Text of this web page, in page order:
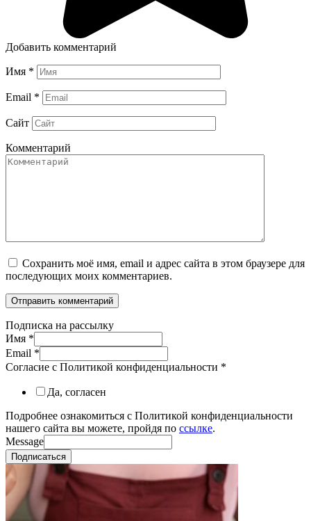
Добавить комментарий
Имя *
Email *
Сайт
Комментарий
Сохранить моё имя, email и адрес сайта в этом браузере для
последующих моих комментариев.
Подписка на рассылку
Имя *
Email *
Согласие с Политикой конфиденциальности *
Да, согласен
Подробнее ознакомиться с Политикой конфиденциальности
нашего сайта вы можете, пройдя по ссылке.
Message
Подписаться